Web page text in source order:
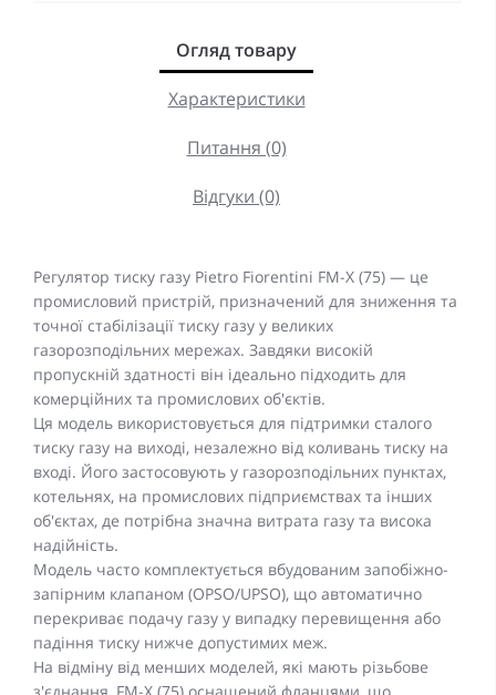
Огляд товару
Характеристики
Питання (0)
Відгуки (0)
Регулятор тиску газу Pietro Fiorentini FM-X (75) — це
промисловий пристрій, призначений для зниження та
точної стабілізації тиску газу у великих
газорозподільних мережах. Завдяки високій
пропускній здатності він ідеально підходить для
комерційних та промислових об'єктів.
Ця модель використовується для підтримки сталого
тиску газу на виході, незалежно від коливань тиску на
вході. Його застосовують у газорозподільних пунктах,
котельнях, на промислових підприємствах та інших
об'єктах, де потрібна значна витрата газу та висока
надійність.
Модель часто комплектується вбудованим запобіжно-
запірним клапаном (OPSO/UPSO), що автоматично
перекриває подачу газу у випадку перевищення або
падіння тиску нижче допустимих меж.
На відміну від менших моделей, які мають різьбове